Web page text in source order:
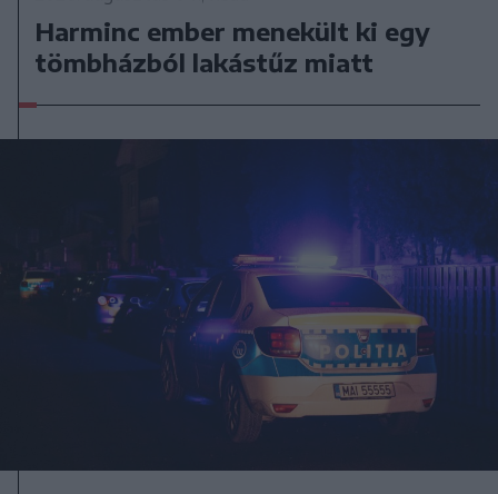
Harminc ember menekült ki egy
tömbházból lakástűz miatt